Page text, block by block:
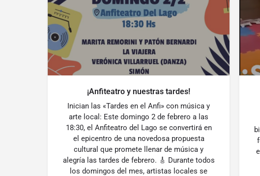
¡Anfiteatro y nuestras tardes!
Inician las «Tardes en el Anfi» con música y
arte local: Este domingo 2 de febrero a las
18:30, el Anfiteatro del Lago se convertirá en
el epicentro de una novedosa propuesta
cultural que promete llenar de música y
alegría las tardes de febrero. 🎸 Durante todos
los domingos del mes, artistas locales se